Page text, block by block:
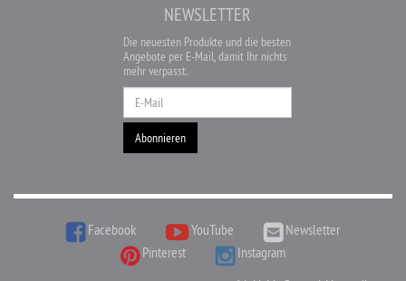
NEWSLETTER
Die neuesten Produkte und die besten
Angebote per E-Mail, damit Ihr nichts
mehr verpasst.
Newsletter
Abonnieren
Facebook YouTube
Newsletter
Pinterest
Instagram